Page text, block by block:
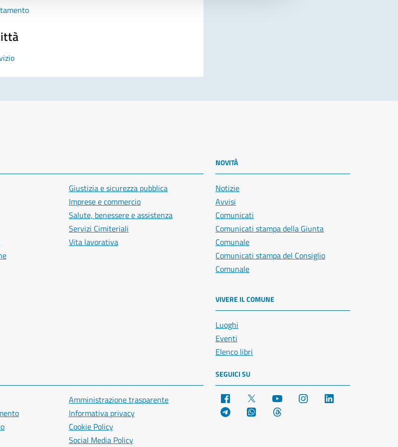
Giustizia e sicurezza pubblica
Imprese e commercio
Salute, benessere e assistenza
Servizi Cimiteriali
Vita lavorativa
NOVITÀ
Notizie
Avvisi
Comunicati
Comunicati stampa della Giunta
Comunale
Comunicati stampa del Consiglio
Comunale
VIVERE IL COMUNE
Luoghi
Eventi
Elenco libri
Amministrazione trasparente
Informativa privacy
Cookie Policy
Social Media Policy
SEGUICI SU
Facebook YouTube Instagram
Telegram WhatsApp